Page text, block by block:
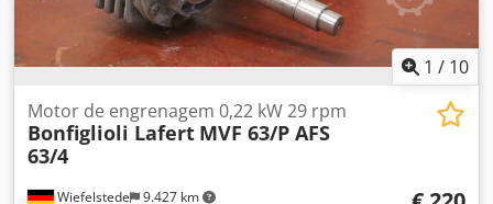
1 / 10
Wiefelstede 9.427 km
Motor de engrenagem 0,22 kW 29 rpm
Bonfiglioli Lafert MVF 63/P AFS
63/4